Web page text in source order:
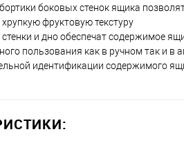
боковых стенок ящика
хрупкую фруктовую текстуру
и дно обеспечат содержимое
пользования как в ручном так и в
идентификации содержимого